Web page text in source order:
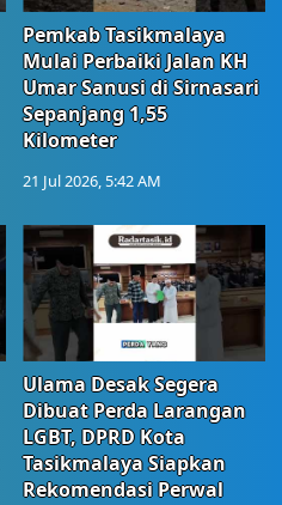
Pemkab Tasikmalaya
Mulai Perbaiki Jalan KH
Umar Sanusi di Sirnasari
Sepanjang 1,55
Kilometer
21 Jul 2026, 5:42 AM
Ulama Desak Segera
Dibuat Perda Larangan
LGBT, DPRD Kota
Tasikmalaya Siapkan
Rekomendasi Perwal